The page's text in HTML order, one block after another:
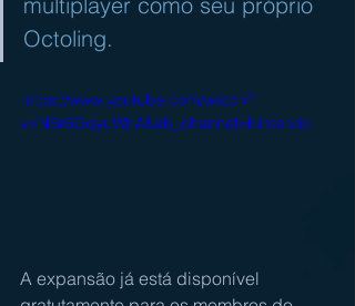
Octoling.
https://www.youtube.com/watch?
v=NBr6GqyuWnA&ab_channel=Nintendo
A expansão já está disponível